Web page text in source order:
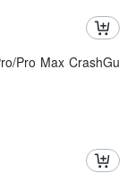
Pro Max CrashGu